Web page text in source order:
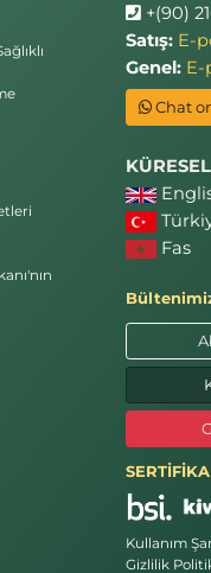
+(90)
Satış: E-
Genel: E-
Chat
Fas
Kullanım
Gizlilik